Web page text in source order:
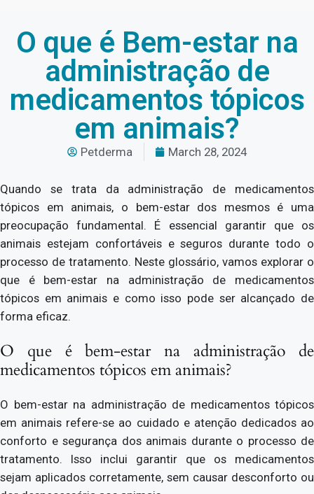
O que é Bem-estar na
administração de
medicamentos tópicos
em animais?
Petderma March 28, 2024
Quando se trata da administração de medicamentos
tópicos em animais, o bem-estar dos mesmos é uma
preocupação fundamental. É essencial garantir que os
animais estejam confortáveis e seguros durante todo o
processo de tratamento. Neste glossário, vamos explorar o
que é bem-estar na administração de medicamentos
tópicos em animais e como isso pode ser alcançado de
forma eficaz.
O que é bem-estar na administração de
medicamentos tópicos em animais?
O bem-estar na administração de medicamentos tópicos
em animais refere-se ao cuidado e atenção dedicados ao
conforto e segurança dos animais durante o processo de
tratamento. Isso inclui garantir que os medicamentos
sejam aplicados corretamente, sem causar desconforto ou